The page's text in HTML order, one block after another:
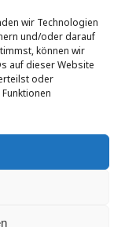
wir Technologien
und/oder darauf
können wir
auf dieser Website
oder